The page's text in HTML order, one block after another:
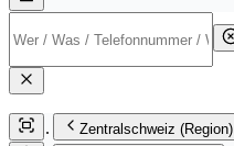
Zentralschweiz (Region)